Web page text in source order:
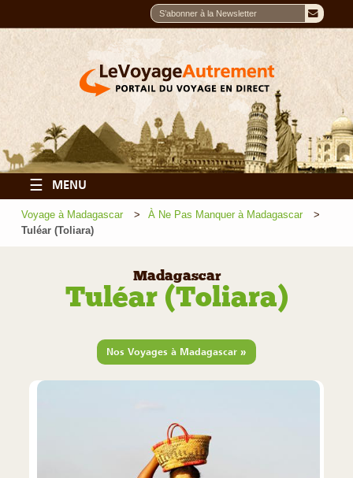
☰ MENU
Voyage à Madagascar
À Ne Pas Manquer à Madagascar
Tuléar (Toliara)
Madagascar
Tuléar (Toliara)
Nos Voyages à Madagascar »